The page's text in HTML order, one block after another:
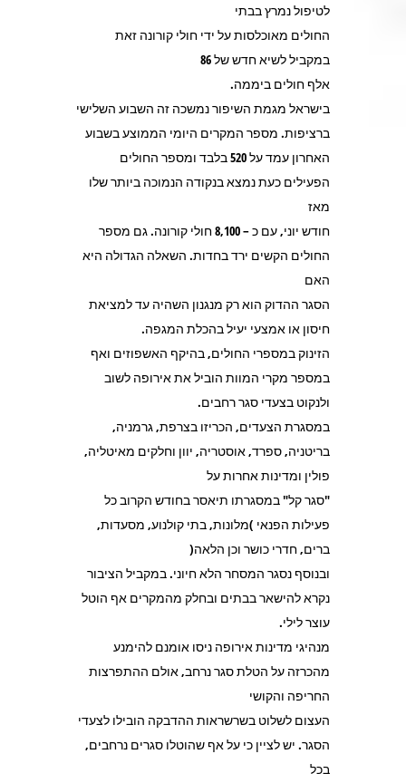
לטיפול נמרץ בבתי
החולים מאוכלסות על ידי חולי קורונה זאת
במקביל לשיא חדש של 86
אלף חולים ביממה.
בישראל מגמת השיפור נמשכה זה השבוע השלישי
ברציפות. מספר המקרים היומי הממוצע בשבוע
האחרון עמד על 520 בלבד ומספר החולים
הפעילים כעת נמצא בנקודה הנמוכה ביותר שלו
מאז
חודש יוני, עם כ – 8,100 חולי קורונה. גם מספר
החולים הקשים ירד בחדות. השאלה הגדולה היא
האם
הסגר ההדוק הוא רק מנגנון השהיה עד למציאת
חיסון או אמצעי יעיל בהכלת המגפה.
הזינוק במספרי החולים, בהיקף האשפוזים ואף
במספר מקרי המוות הוביל את אירופה לשוב
ולנקוט בצעדי סגר רחבים.
במסגרת הצעדים, הכריזו בצרפת, גרמניה,
בריטניה, ספרד, אוסטריה, יוון וחלקים מאיטליה,
פולין ומדינות אחרות על
"סגר קל" במסגרתו תיאסר בחודש הקרוב כל
פעילות הפנאי )מלונות, בתי קולנוע, מסעדות,
ברים, חדרי כושר וכן הלאה(
ובנוסף נסגר המסחר הלא חיוני. במקביל הציבור
נקרא להישאר בבתים ובחלק מהמקרים אף הוטל
עוצר לילי.
מנהיגי מדינות אירופה ניסו אומנם להימנע
מהכרזה על הטלת סגר נרחב, אולם ההתפרצות
החריפה והקושי
העצום לשלוט בשרשראות ההדבקה הובילו לצעדי
הסגר. יש לציין כי על אף שהוטלו סגרים נרחבים,
בכל